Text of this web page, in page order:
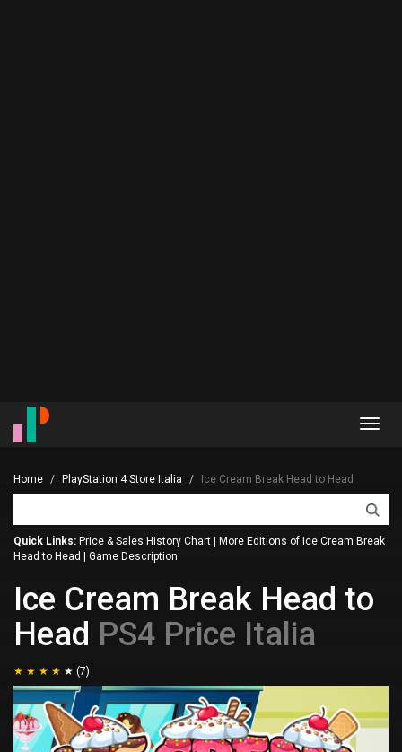
Home PlayStation 4 Store Italia Ice Cream Break Head to Head
Quick Links: Price & Sales History Chart
More Editions of Ice Cream Break
Head to Head
Game Description
Ice Cream Break Head to
Head PS4 Price Italia
(7)